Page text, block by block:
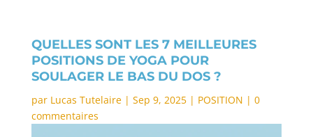
QUELLES SONT LES 7 MEILLEURES
POSITIONS DE YOGA POUR
SOULAGER LE BAS DU DOS ?
par Lucas Tutelaire| Sep 9, 2025| POSITION | 0
commentaires